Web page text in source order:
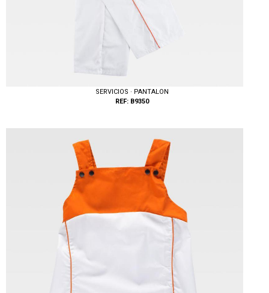
Tallas: S, M, L, XL, XXL
SERVICIOS · PANTALON
REF: B9350